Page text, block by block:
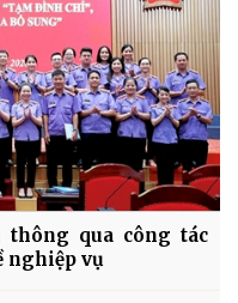
qua công tác
nghiệp vụ